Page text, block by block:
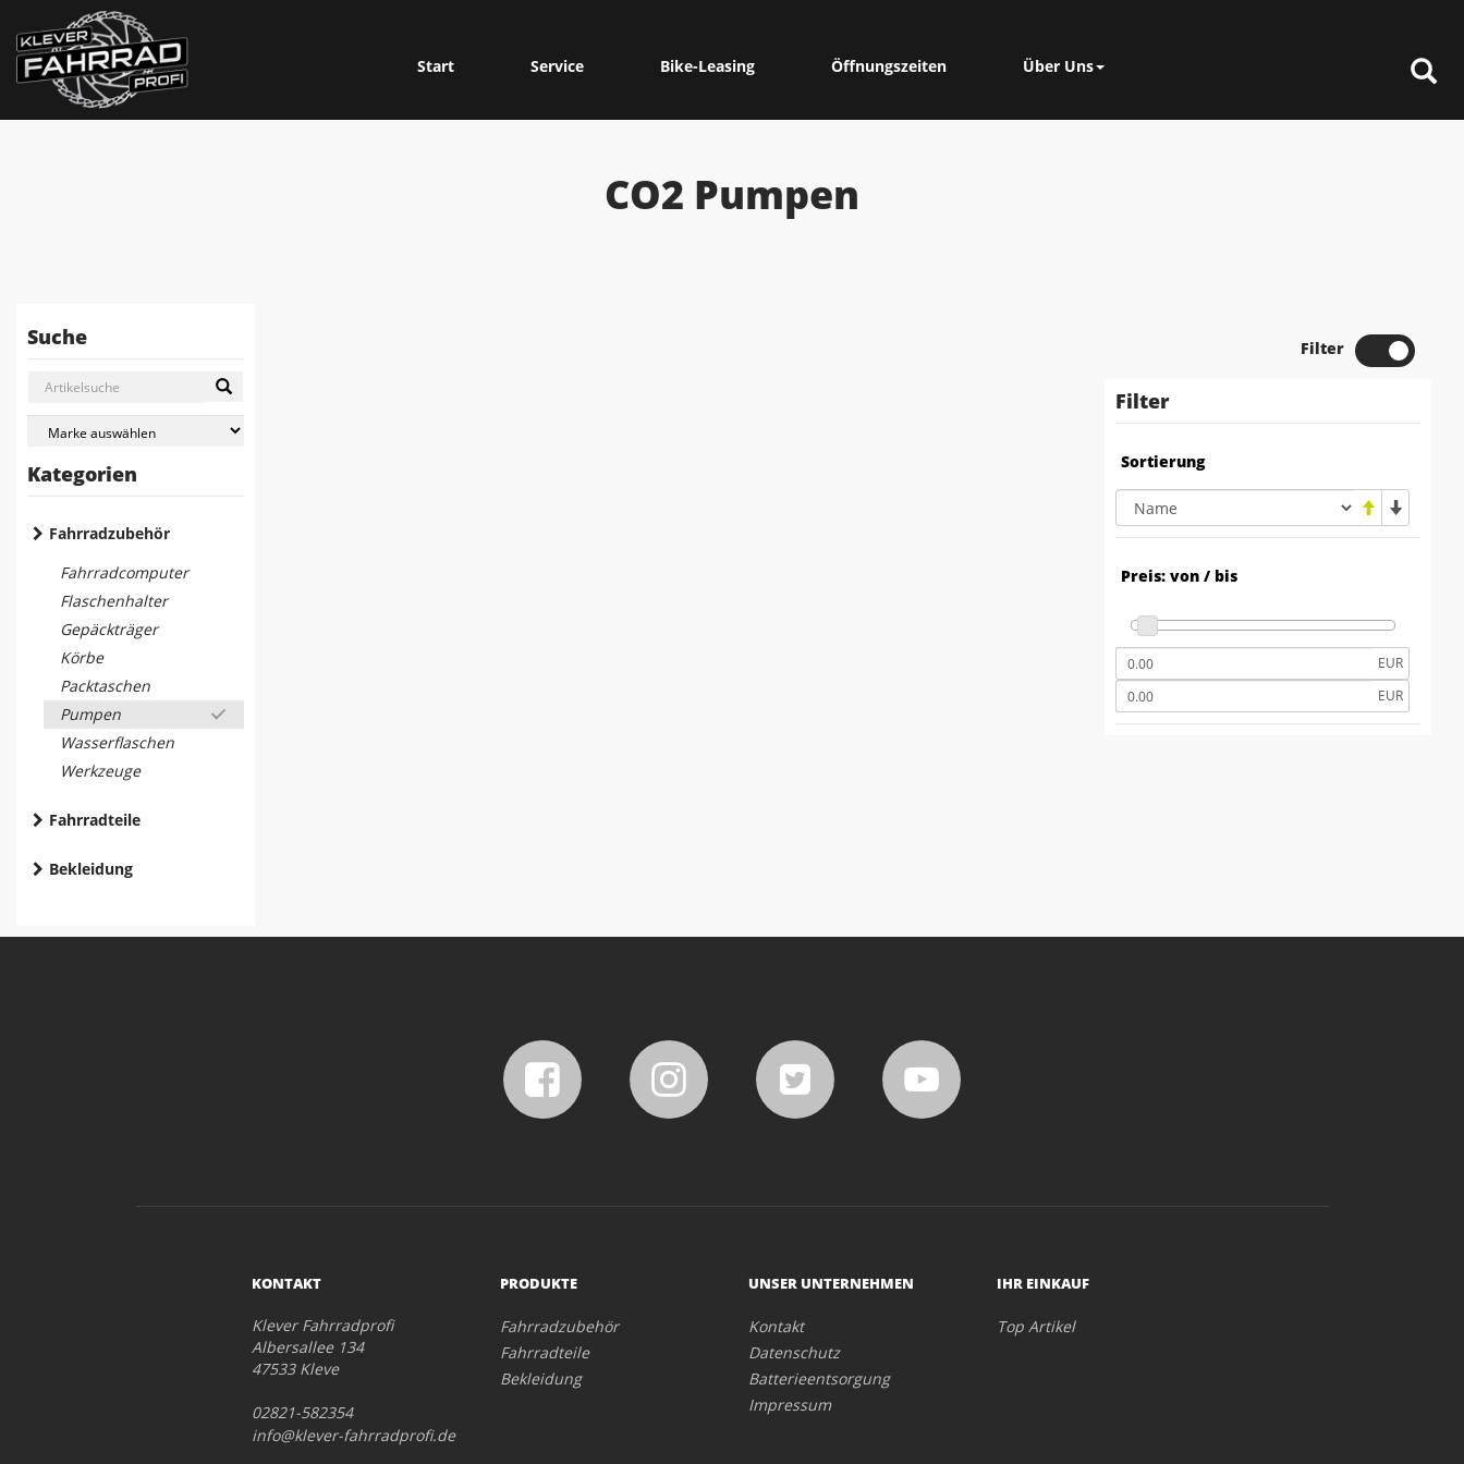
Start Service Bike-Leasing Öffnungszeiten Über Uns
CO2 Pumpen
Suche
Kategorien
Fahrradzubehör
Fahrradcomputer
Flaschenhalter
Gepäckträger
Körbe
Packtaschen
Pumpen
Wasserflaschen
Werkzeuge
Fahrradteile
Bekleidung
Filter
Filter
Sortierung
Preis: von / bis
EUR
EUR
KONTAKT
Klever Fahrradprofi
Albersallee 134
47533 Kleve
02821-582354
info@klever-fahrradprofi.de
PRODUKTE
Fahrradzubehör
Fahrradteile
Bekleidung
UNSER UNTERNEHMEN
Kontakt
Datenschutz
Batterieentsorgung
Impressum
IHR EINKAUF
Top Artikel